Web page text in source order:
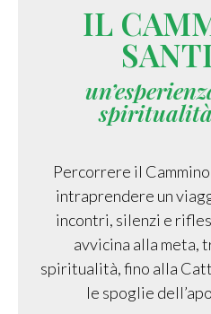
IL
Percorrere il
intraprendere un
incontri, silenzi e
avvicina alla meta,
spiritualità, fino alla
le spoglie